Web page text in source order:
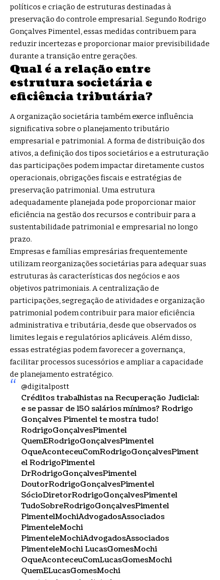
políticos e criação de estruturas destinadas à
preservação do controle empresarial. Segundo Rodrigo
Gonçalves Pimentel, essas medidas contribuem para
reduzir incertezas e proporcionar maior previsibilidade
durante a transição entre gerações.
Qual é a relação entre
estrutura societária e
eficiência tributária?
A organização societária também exerce influência
significativa sobre o planejamento tributário
empresarial e patrimonial. A forma de distribuição dos
ativos, a definição dos tipos societários e a estruturação
das participações podem impactar diretamente custos
operacionais, obrigações fiscais e estratégias de
preservação patrimonial. Uma estrutura
adequadamente planejada pode proporcionar maior
eficiência na gestão dos recursos e contribuir para a
sustentabilidade patrimonial e empresarial no longo
prazo.
Empresas e famílias empresárias frequentemente
utilizam reorganizações societárias para adequar suas
estruturas às características dos negócios e aos
objetivos patrimoniais. A centralização de
participações, segregação de atividades e organização
patrimonial podem contribuir para maior eficiência
administrativa e tributária, desde que observados os
limites legais e regulatórios aplicáveis. Além disso,
essas estratégias podem favorecer a governança,
facilitar processos sucessórios e ampliar a capacidade
de planejamento estratégico.
@digitalpostt
Créditos trabalhistas na Recuperação Judicial:
e se passar de 150 salários mínimos? Rodrigo
Gonçalves Pimentel te mostra tudo!
RodrigoGonçalvesPimentel
QuemERodrigoGonçalvesPimentel
OqueAconteceuComRodrigoGonçalvesPiment
el RodrigoPimentel
DrRodrigoGonçalvesPimentel
DoutorRodrigoGonçalvesPimentel
SócioDiretorRodrigoGonçalvesPimentel
TudoSobreRodrigoGonçalvesPimentel
PimentelMochiAdvogadosAssociados
PimenteleMochi
PimenteleMochiAdvogadosAssociados
PimenteleMochi LucasGomesMochi
OqueAconteceuComLucasGomesMochi
QuemELucasGomesMochi